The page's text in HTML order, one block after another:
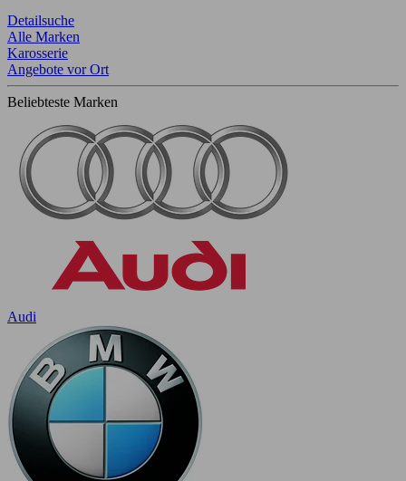
Detailsuche
Alle Marken
Karosserie
Angebote vor Ort
Beliebteste Marken
Audi